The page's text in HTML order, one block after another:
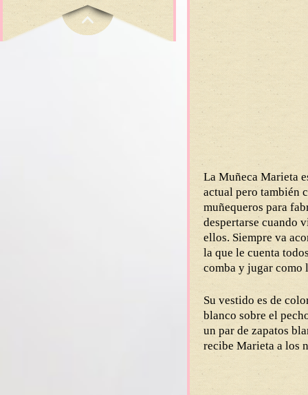
La Muñeca Marieta
actual pero también
muñequeros para
despertarse cuando
ellos. Siempre va
la que le cuenta
comba y jugar como
Su vestido es de
blanco sobre el
un par de zapatos
recibe Marieta a los